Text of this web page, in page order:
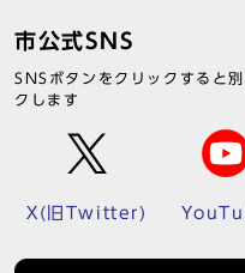
市公式SNS
SNSボタンをクリックすると
クします
X(旧Twitter)